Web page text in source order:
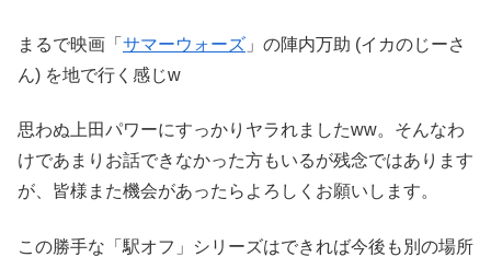
まるで映画「 サマーウォーズ 」の陣内万助 (イカのじーさ
ん) を地で行く感じw
思わぬ上田パワーにすっかりヤラれましたww。そんなわ
けであまりお話できなかった方もいるが残念ではあります
が、皆様また機会があったらよろしくお願いします。
この勝手な「駅オフ」シリーズはできれば今後も別の場所